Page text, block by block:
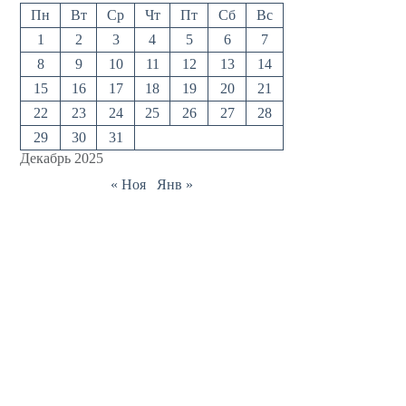
Декабрь 2025
Пн Вт Ср Чт Пт Сб
Вс
1
2 3 4 5 6
7
8
9 10 11 12 13
14
15
16 17 18 19 20
21
22
23 24 25 26 27
28
29
30 31
« Ноя Янв »